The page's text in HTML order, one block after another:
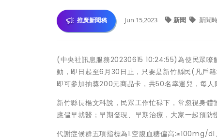
推廣新聞稿 Jun 15,2023 新聞 新聞
(中央社訊息服務20230615 10:24:55)為使民眾瞭
動，即日起至6月30日止，只要是新竹縣民(凡戶
即可參加抽獎200元商品卡，共50名幸運兒，每
新竹縣長楊文科說，民眾工作忙碌下，常忽視身
應儘早就醫；早期發現、早期治療，大家一起預防
代謝症候群五項指標為1.空腹血糖偏高:≥100mg/